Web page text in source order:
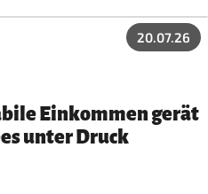
20.07.26
Einkommen gerät
unter Druck